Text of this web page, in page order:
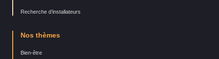
Recherche d’installateurs
Nos thèmes
Bien-être